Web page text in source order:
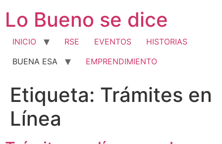
contenido
Lo Bueno se dice
INICIO RSE EVENTOS
HISTORIAS
BUENA ESA
EMPRENDIMIENTO
Etiqueta: Trámites en
Línea